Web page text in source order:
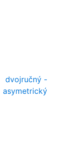
dvojručný -
asymetrický